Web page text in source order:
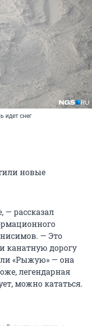
идет снег
новые
— рассказал
— Это
канатную дорогу
«Рыжую» — она
легендарная
можно кататься.